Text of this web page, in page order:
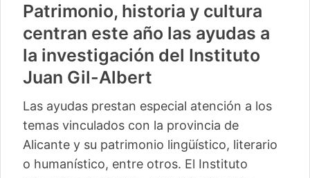
Patrimonio, historia y cultura
centran este año las ayudas a
la investigación del Instituto
Juan Gil-Albert
Las ayudas prestan especial atención a los
temas vinculados con la provincia de
Alicante y su patrimonio lingüístico, literario
o humanístico, entre otros. El Instituto